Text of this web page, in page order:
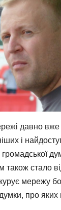
давно вже
і
також стало
мережу
про